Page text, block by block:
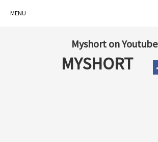
MENU
Myshort on Youtube
MYSHORT